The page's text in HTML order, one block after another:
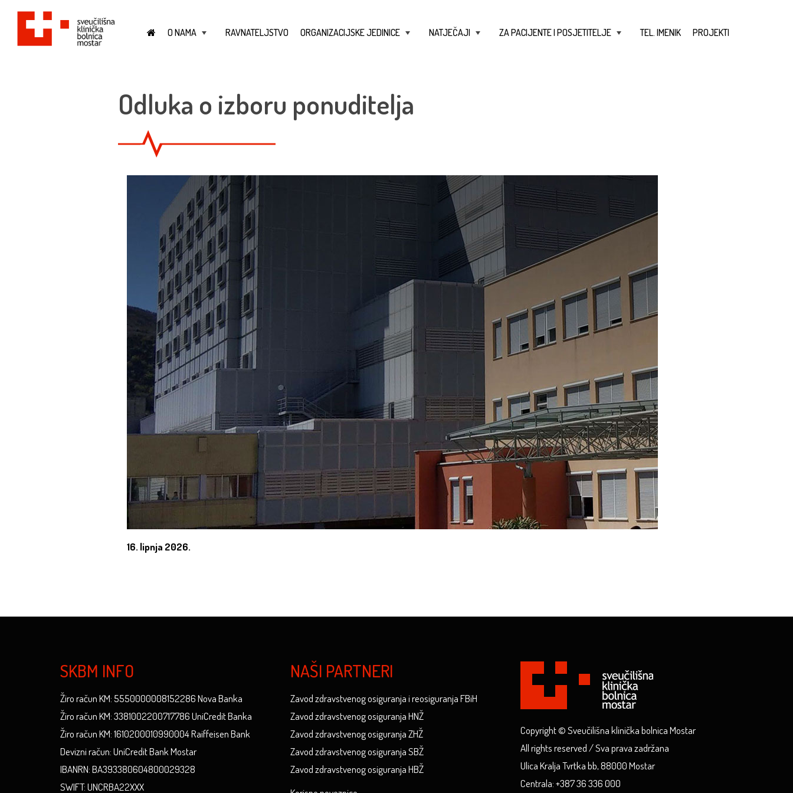
O NAMA RAVNATELJSTVO ORGANIZACIJSKE JEDINICE NATJEČAJI ZA PACIJENTE I POSJETITELJE TEL. IMENIK PROJEKTI
Odluka o izboru ponuditelja
16. lipnja 2026.
SKBM INFO
Žiro račun KM: 5550000008152286 Nova Banka
Žiro račun KM: 3381002200717786 UniCredit Banka
Žiro račun KM: 1610200010990004 Raiffeisen Bank
Devizni račun: UniCredit Bank Mostar
IBANRN: BA393380604800029328
SWIFT: UNCRBA22XXX
NAŠI PARTNERI
Zavod zdravstvenog osiguranja i reosiguranja FBiH
Zavod zdravstvenog osiguranja HNŽ
Zavod zdravstvenog osiguranja ZHŽ
Zavod zdravstvenog osiguranja SBŽ
Zavod zdravstvenog osiguranja HBŽ
Copyright © Sveučilišna klinička bolnica Mostar
All rights reserved / Sva prava zadržana
Ulica Kralja Tvrtka bb, 88000 Mostar
Centrala: +387 36 336 000